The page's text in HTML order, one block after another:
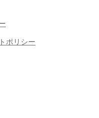
ポリシー